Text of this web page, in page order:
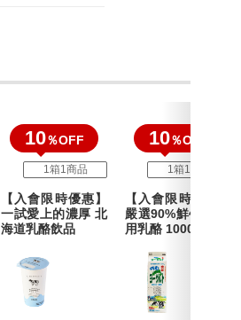
10％OFF
1箱1商品
【入會限時優惠】
一試愛上的濃厚 北
海道乳酪飲品
10％OFF
1箱1商品
【入會限時優惠】
嚴選90%鮮牛乳 飲
用乳酪 1000ml